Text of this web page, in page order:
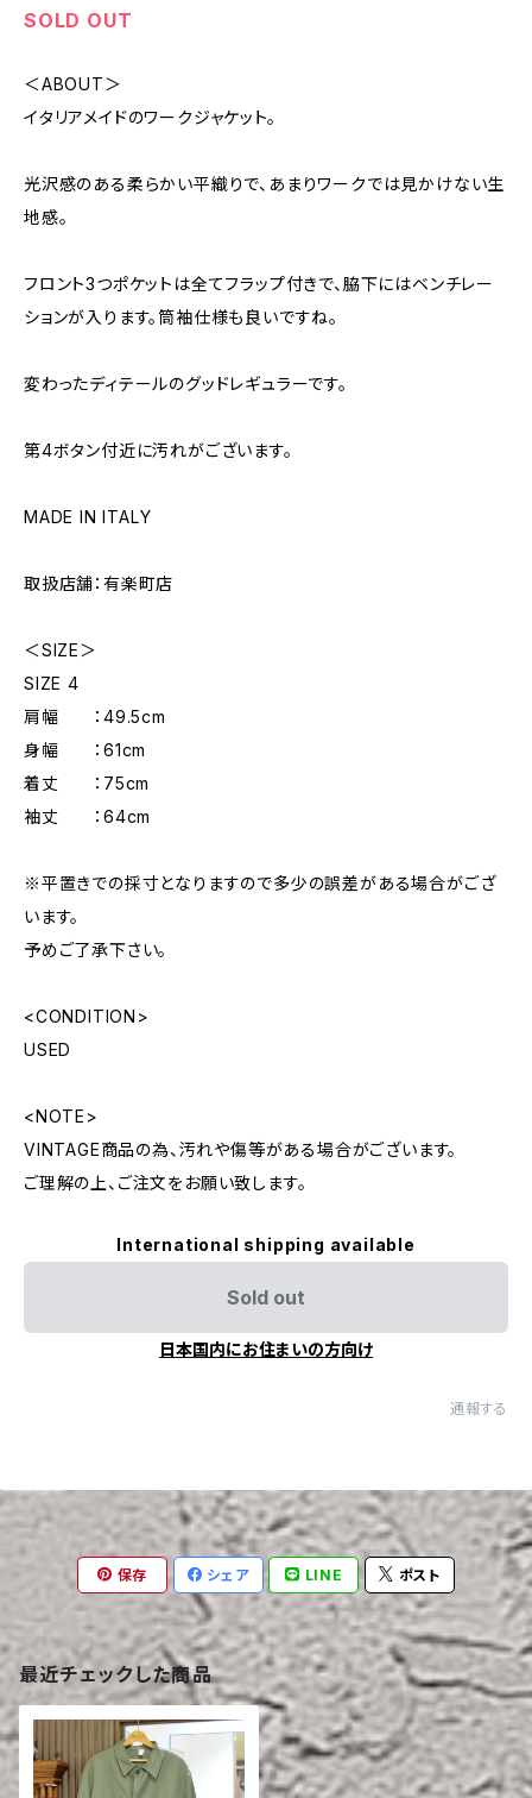
SOLD OUT
＜ABOUT＞
イタリアメイドのワークジャケット。
光沢感のある柔らかい平織りで、あまりワークでは見かけない生
地感。
フロント3つポケットは全てフラップ付きで、脇下にはベンチレー
ションが入ります。筒袖仕様も良いですね。
変わったディテールのグッドレギュラーです。
第4ボタン付近に汚れがございます。
MADE IN ITALY
取扱店舗：有楽町店
＜SIZE＞
SIZE 4
肩幅 ：49.5cm
身幅 ：61cm
着丈 ：75cm
袖丈 ：64cm
※平置きでの採寸となりますので多少の誤差がある場合がござ
います。
予めご了承下さい。
<CONDITION>
USED
<NOTE>
VINTAGE商品の為、汚れや傷等がある場合がございます。
ご理解の上、ご注文をお願い致します。
International shipping available
Sold out
日本国内にお住まいの方向け
通報する
保存 シェア LINE ポスト
最近チェックした商品